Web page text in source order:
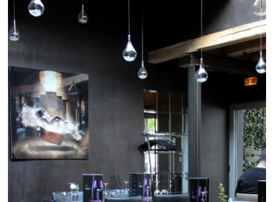
Chercher un Restaurant Val de Marne réputé offre davantage de
chances de vivre une belle expérience. Un Restaurant Val de
Marne s’adresse aussi bien aux couples qu’aux groupes d’amis.
Le style d’un Restaurant Val de Marne peut transformer un repas
ordinaire en belle sortie. Un menu complet permet à un
Restaurant Val de Marne de toucher un public plus large. La
qualité des produits fait partie des fondamentaux d’un Restaurant
Val de Marne. Le sens du service peut transformer positivement
l’expérience dans un Restaurant Val de Marne. Un Restaurant
Val de Marne bien situé améliore l’expérience dès l’arrivée. Un
Restaurant Val de Marne bien préparé pour le service du midi
offre un réel confort. Pour un repas en soirée, un Restaurant Val
de Marne à l’atmosphère travaillée reste un excellent choix. Un
Restaurant Val de Marne adapté au cadre professionnel rassure
les entreprises. Le budget prévu oriente naturellement le choix
d’un Restaurant Val de Marne. Un Restaurant Val de Marne
gagne en visibilité lorsqu’il affirme sa signature culinaire. Un